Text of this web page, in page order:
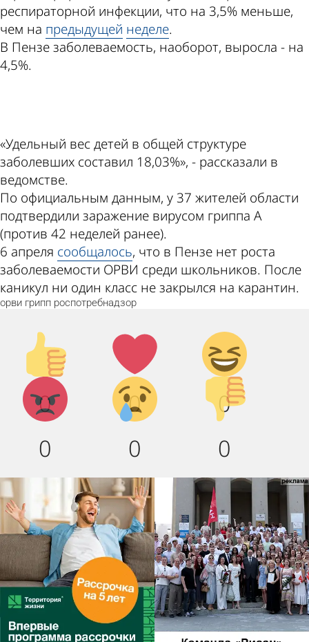
респираторной инфекции, что на 3,5% меньше,
чем на предыдущей неделе.
В Пензе заболеваемость, наоборот, выросла - на
4,5%.
«Удельный вес детей в общей структуре
заболевших составил 18,03%», - рассказали в
ведомстве.
По официальным данным, у 37 жителей области
подтвердили заражение вирусом гриппа А
(против 42 неделей ранее).
6 апреля сообщалось, что в Пензе нет роста
заболеваемости ОРВИ среди школьников. После
каникул ни один класс не закрылся на карантин.
орви грипп роспотребнадзор
Палец
вверх!
0
Лайк!
0
Дикий
смех!
0
Агрессия!
0
Грусть
:(
0
Палец
вниз!
0